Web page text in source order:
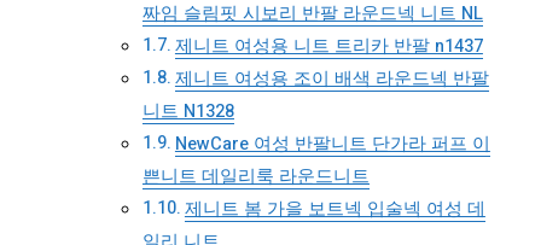
짜임 슬림핏 시보리 반팔 라운드넥 니트 NL
제니트 여성용 니트 트리카 반팔 n1437
제니트 여성용 조이 배색 라운드넥 반팔
니트 N1328
NewCare 여성 반팔니트 단가라 퍼프 이
쁜니트 데일리룩 라운드니트
제니트 봄 가을 보트넥 입술넥 여성 데